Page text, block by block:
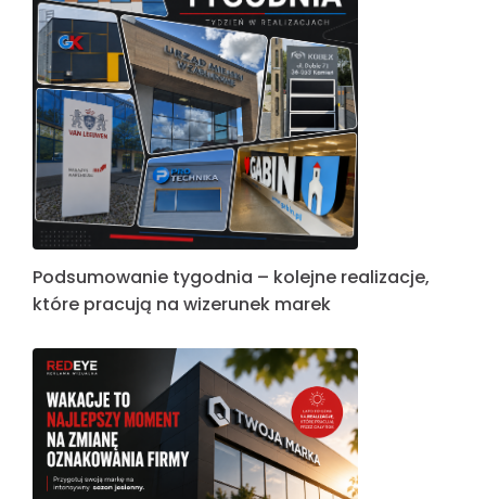
Podsumowanie tygodnia – kolejne realizacje,
które pracują na wizerunek marek